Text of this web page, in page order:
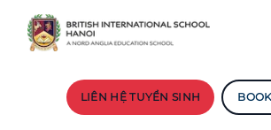
LIÊN HỆ TUYỂN SINH